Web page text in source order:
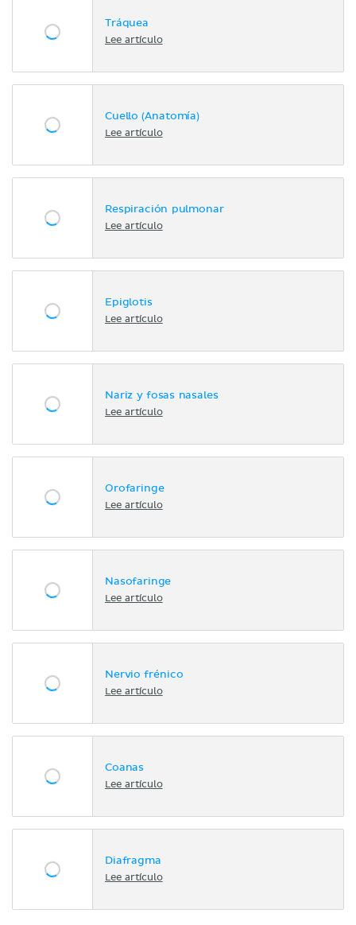
Tráquea
Lee artículo
Cuello (Anatomía)
Lee artículo
Respiración pulmonar
Lee artículo
Epiglotis
Lee artículo
Nariz y fosas nasales
Lee artículo
Orofaringe
Lee artículo
Nasofaringe
Lee artículo
Nervio frénico
Lee artículo
Coanas
Lee artículo
Diafragma
Lee artículo